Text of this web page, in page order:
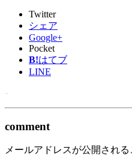
Twitter
シェア
Google+
Pocket
B!はてブ
LINE
-
comment
メールアドレスが公開される